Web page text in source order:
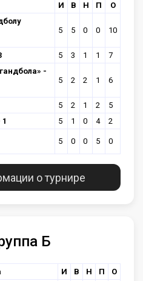
И В Н П О
5 5 0 0 10
5 3 1 1 7
-
5 2 2 1 6
5 2 1 2
5
5 1 0 4 2
5 0 0 5 0
о турнире
Б
И В Н П
О